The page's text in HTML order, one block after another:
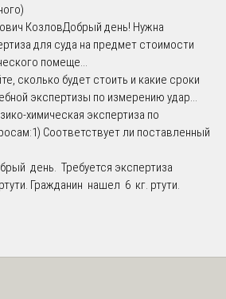
КозловДобрый день! Нужна
для суда на предмет стоимости
помеще...
сколько будет стоить и какие сроки
экспертизы по измерению удар...
химическая экспертиза по
Соответствует ли поставленный
день. Требуется экспертиза
Гражданин нашел 6 кг. ртути.